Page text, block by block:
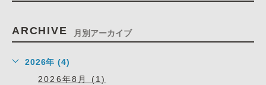
ARCHIVE 月別アーカイブ
2026年 (4)
2026年8月 (1)